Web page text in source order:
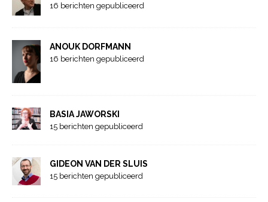
16 berichten gepubliceerd
ANOUK DORFMANN
16 berichten gepubliceerd
BASIA JAWORSKI
15 berichten gepubliceerd
GIDEON VAN DER SLUIS
15 berichten gepubliceerd